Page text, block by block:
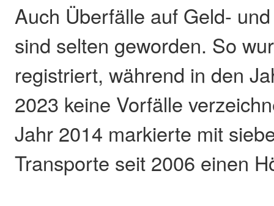
Auch Überfälle auf Geld-
sind selten geworden. So
registriert, während in den
2023 keine Vorfälle
Jahr 2014 markierte mit
Transporte seit 2006 einen